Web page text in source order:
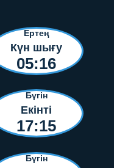
Ертең
Күн шығу
05:16
Бүгін
Екінті
17:15
Бүгін